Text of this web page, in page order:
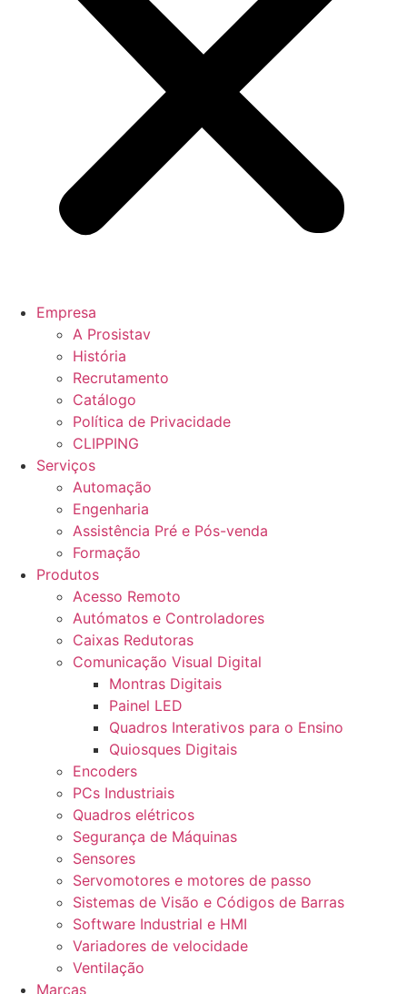
Empresa
A Prosistav
História
Recrutamento
Catálogo
Política de Privacidade
CLIPPING
Serviços
Automação
Engenharia
Assistência Pré e Pós-venda
Formação
Produtos
Acesso Remoto
Autómatos e Controladores
Caixas Redutoras
Comunicação Visual Digital
Montras Digitais
Painel LED
Quadros Interativos para o Ensino
Quiosques Digitais
Encoders
PCs Industriais
Quadros elétricos
Segurança de Máquinas
Sensores
Servomotores e motores de passo
Sistemas de Visão e Códigos de Barras
Software Industrial e HMI
Variadores de velocidade
Ventilação
Marcas